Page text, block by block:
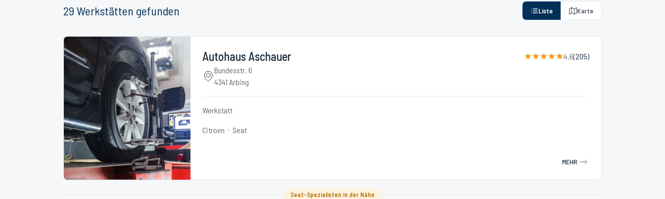
29 Werkstätten gefunden Liste Karte
Autohaus Aschauer 4.6(205)
Bundesstr. 6
4341 Arbing
Werkstatt
Citroen Seat
MEHR
Seat-Spezialisten in der Nähe